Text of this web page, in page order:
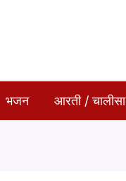
भजन आरती / चालीसा